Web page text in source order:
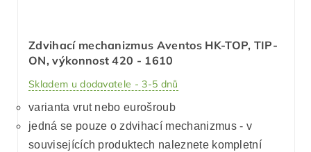
Zdvihací mechanizmus Aventos HK-TOP, TIP-
ON, výkonnost 420 - 1610
Skladem u dodavatele - 3-5 dnů
varianta vrut nebo eurošroub
jedná se pouze o zdvihací mechanizmus - v
souvisejících produktech naleznete kompletní